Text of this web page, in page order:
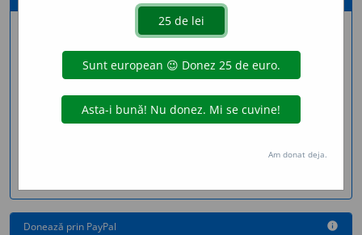
Donează prin PayPal info
Am donat deja.